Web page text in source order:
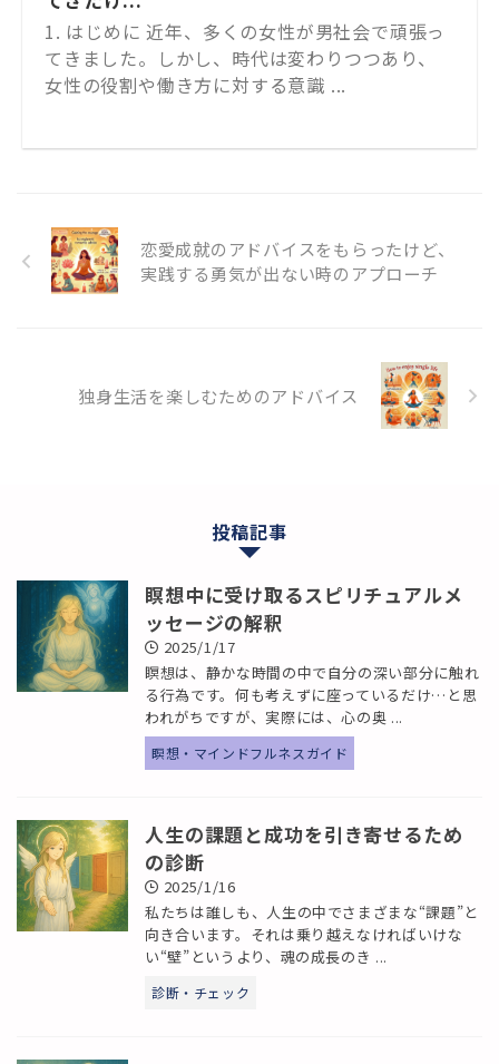
1. はじめに 近年、多くの女性が男社会で頑張っ
てきました。しかし、時代は変わりつつあり、
女性の役割や働き方に対する意識 ...
恋愛成就のアドバイスをもらったけど、
実践する勇気が出ない時のアプローチ
独身生活を楽しむためのアドバイス
投稿記事
瞑想中に受け取るスピリチュアルメ
ッセージの解釈
2025/1/17
瞑想は、静かな時間の中で自分の深い部分に触れ
る行為です。何も考えずに座っているだけ…と思
われがちですが、実際には、心の奥 ...
瞑想・マインドフルネスガイド
人生の課題と成功を引き寄せるため
の診断
2025/1/16
私たちは誰しも、人生の中でさまざまな“課題”と
向き合います。それは乗り越えなければいけな
い“壁”というより、魂の成長のき ...
診断・チェック